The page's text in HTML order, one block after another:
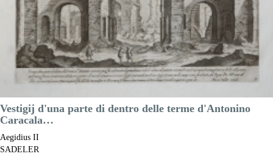
Vestigij d'una parte di dentro delle terme d'Antonino
Caracala…
Aegidius II
SADELER